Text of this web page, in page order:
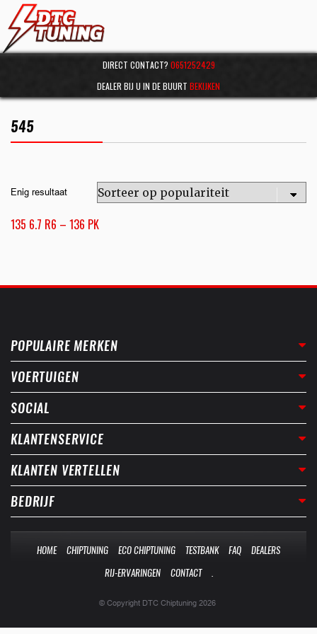
DIRECT CONTACT? 0651252429
DEALER BIJ U IN DE BUURT BEKIJKEN
545
Enig resultaat
135 6.7 R6 – 136 PK
POPULAIRE MERKEN
VOERTUIGEN
SOCIAL
KLANTENSERVICE
KLANTEN VERTELLEN
BEDRIJF
HOME CHIPTUNING ECO CHIPTUNING TESTBANK FAQ
DEALERS
RIJ-ERVARINGEN
CONTACT
© Copyright DTC Chiptuning 2026